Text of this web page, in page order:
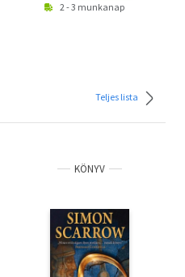
2 - 3 munkanap
Teljes lista
KÖNYV